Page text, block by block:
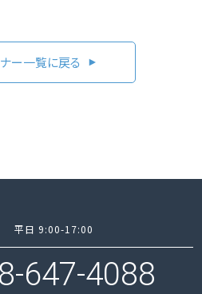
ー一覧に戻る
平日 9:00-17:00
647-4088